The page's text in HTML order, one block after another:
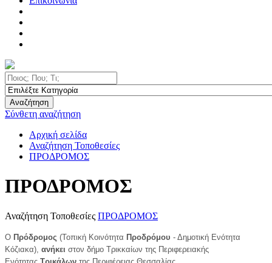
Αναζήτηση
Σύνθετη αναζήτηση
Αρχική σελίδα
Αναζήτηση Τοποθεσίες
ΠΡΟΔΡΟΜΟΣ
ΠΡΟΔΡΟΜΟΣ
Αναζήτηση Τοποθεσίες ΠΡΟΔΡΟΜΟΣ
Ο Πρόδρομος (Τοπική Κοινότητα Προδρόμου - Δημοτική Ενότητα
Κόζιακα), ανήκει στον δήμο Τρικκαίων της Περιφερειακής